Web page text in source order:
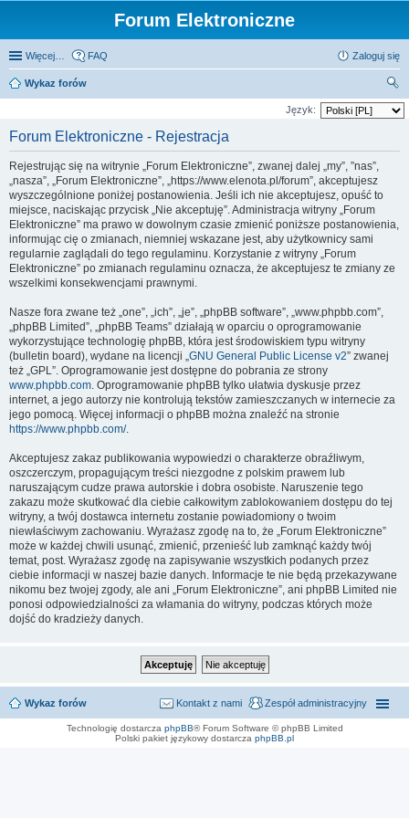
Forum Elektroniczne
Więcej… FAQ Zaloguj się
Wykaz forów
zu
Język:
Forum Elektroniczne - Rejestracja
Rejestrując się na witrynie „Forum Elektroniczne”, zwanej dalej „my”, ”nas”,
„nasza”, „Forum Elektroniczne”, „https://www.elenota.pl/forum”, akceptujesz
wyszczególnione poniżej postanowienia. Jeśli ich nie akceptujesz, opuść to
miejsce, naciskając przycisk „Nie akceptuję”. Administracja witryny „Forum
Elektroniczne” ma prawo w dowolnym czasie zmienić poniższe postanowienia,
informując cię o zmianach, niemniej wskazane jest, aby użytkownicy sami
regularnie zaglądali do tego regulaminu. Korzystanie z witryny „Forum
Elektroniczne” po zmianach regulaminu oznacza, że akceptujesz te zmiany ze
wszelkimi konsekwencjami prawnymi.
Nasze fora zwane też „one”, „ich”, „je”, „phpBB software”, „www.phpbb.com”,
„phpBB Limited”, „phpBB Teams” działają w oparciu o oprogramowanie
wykorzystujące technologię phpBB, która jest środowiskiem typu witryny
(bulletin board), wydane na licencji „GNU General Public License v2” zwanej
też „GPL”. Oprogramowanie jest dostępne do pobrania ze strony
www.phpbb.com. Oprogramowanie phpBB tylko ułatwia dyskusje przez
internet, a jego autorzy nie kontrolują tekstów zamieszczanych w internecie za
jego pomocą. Więcej informacji o phpBB można znaleźć na stronie
https://www.phpbb.com/.
Akceptujesz zakaz publikowania wypowiedzi o charakterze obraźliwym,
oszczerczym, propagującym treści niezgodne z polskim prawem lub
naruszającym cudze prawa autorskie i dobra osobiste. Naruszenie tego
zakazu może skutkować dla ciebie całkowitym zablokowaniem dostępu do tej
witryny, a twój dostawca internetu zostanie powiadomiony o twoim
niewłaściwym zachowaniu. Wyrażasz zgodę na to, że „Forum Elektroniczne”
może w każdej chwili usunąć, zmienić, przenieść lub zamknąć każdy twój
temat, post. Wyrażasz zgodę na zapisywanie wszystkich podanych przez
ciebie informacji w naszej bazie danych. Informacje te nie będą przekazywane
nikomu bez twojej zgody, ale ani „Forum Elektroniczne”, ani phpBB Limited nie
ponosi odpowiedzialności za włamania do witryny, podczas których może
dojść do kradzieży danych.
Wykaz forów Zespół administracyjny
Kontakt z nami
Technologię dostarcza phpBB® Forum Software © phpBB Limited
Polski pakiet językowy dostarcza phpBB.pl